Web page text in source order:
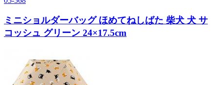
ミニショルダーバッグ ほめてねしばた 柴犬 犬 サ
コッシュ グリーン 24×17.5cm